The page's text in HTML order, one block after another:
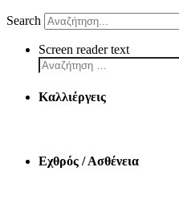
Search
Screen reader text
Καλλιέργεις
Εχθρός / Ασθένεια